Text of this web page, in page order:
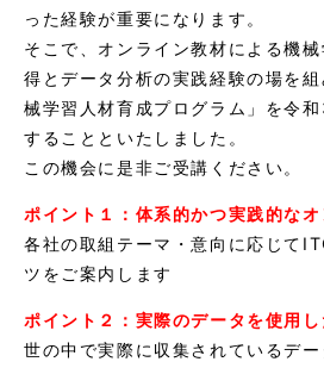
った経験が重要になります。
そこで、オンライン教材による機
得とデータ分析の実践経験の場を
械学習人材育成プログラム」を令
することといたしました。
この機会に是非ご受講ください。
ポイント１：体系的かつ実践的な
各社の取組テーマ・意向に応じて
ツをご案内します
ポイント２：実際のデータを使用
世の中で実際に収集されているデ